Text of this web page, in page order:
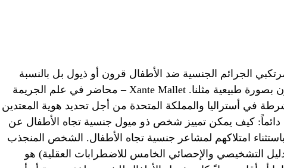
الجرائم الجنسية ضد الأطفال قرون أو ذيول بل بالنسبة
للجزء الأكبر فإنهم يظهرون ويتصرفون بصورة طبيعية مثلنا. Xante Mallet – محاضر في علم الجريمة
في أستراليا والمملكة المتحدة من أجل تحديد هوية المعتدين
دائماً: كيف يمكن تمييز شخص ذو ميول جنسية تجاه الأطفال عن
امتلاكهم لمشاعر جنسية تجاه الأطفال. الشخص المنجذب
التشخيصي والإحصائي الخامس للاضطرابات العقلية) هو